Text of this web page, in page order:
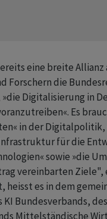
eine breite Allianz
Forschern die
Digitalisierung in
Es
in der Digitalpolitik,
für die
sowie »die
vereinbarten Ziele",
es in dem
KI Bundesverbands, des
Mittelständische